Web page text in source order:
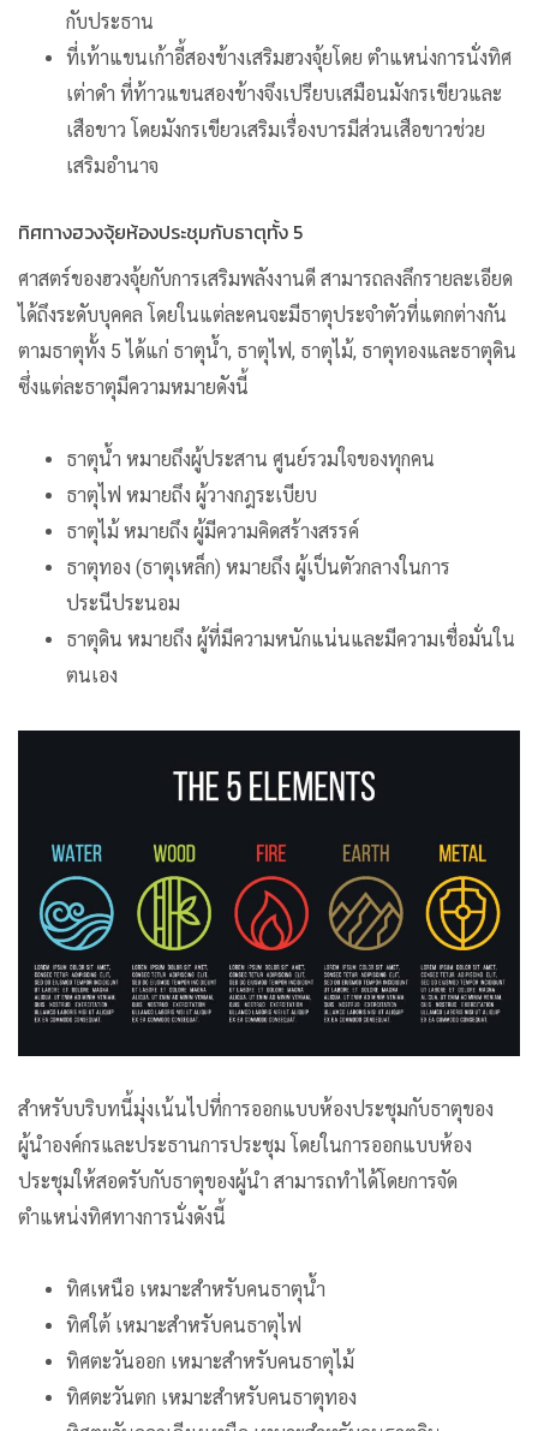
กับประธาน
ที่เท้าแขนเก้าอี้สองข้างเสริมฮวงจุ้ยโดย ตำแหน่งการนั่งทิศ
เต่าดำ ที่ท้าวแขนสองข้างจึงเปรียบเสมือนมังกรเขียวและ
เสือขาว โดยมังกรเขียวเสริมเรื่องบารมีส่วนเสือขาวช่วย
เสริมอำนาจ
ทิศทางฮวงจุ้ยห้องประชุมกับธาตุทั้ง 5
ศาสตร์ของฮวงจุ้ยกับการเสริมพลังงานดี สามารถลงลึกรายละเอียด
ได้ถึงระดับบุคคล โดยในแต่ละคนจะมีธาตุประจำตัวที่แตกต่างกัน
ตามธาตุทั้ง 5 ได้แก่ ธาตุน้ำ, ธาตุไฟ, ธาตุไม้, ธาตุทองและธาตุดิน
ซึ่งแต่ละธาตุมีความหมายดังนี้
ธาตุน้ำ หมายถึงผู้ประสาน ศูนย์รวมใจของทุกคน
ธาตุไฟ หมายถึง ผู้วางกฎระเบียบ
ธาตุไม้ หมายถึง ผู้มีความคิดสร้างสรรค์
ธาตุทอง (ธาตุเหล็ก) หมายถึง ผู้เป็นตัวกลางในการ
ประนีประนอม
ธาตุดิน หมายถึง ผู้ที่มีความหนักแน่นและมีความเชื่อมั่นใน
ตนเอง
สำหรับบริบทนี้มุ่งเน้นไปที่การออกแบบห้องประชุมกับธาตุของ
ผู้นำองค์กรและประธานการประชุม โดยในการออกแบบห้อง
ประชุมให้สอดรับกับธาตุของผู้นำ สามารถทำได้โดยการจัด
ตำแหน่งทิศทางการนั่งดังนี้
ทิศเหนือ เหมาะสำหรับคนธาตุน้ำ
ทิศใต้ เหมาะสำหรับคนธาตุไฟ
ทิศตะวันออก เหมาะสำหรับคนธาตุไม้
ทิศตะวันตก เหมาะสำหรับคนธาตุทอง